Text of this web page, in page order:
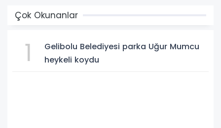
Çok Okunanlar
1
Gelibolu Belediyesi parka Uğur Mumcu
heykeli koydu